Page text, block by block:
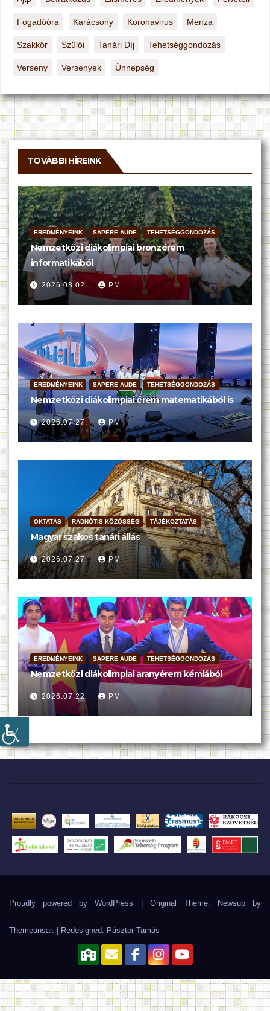
Fogadóóra Karácsony Koronavirus Menza
Szakkör Szülői Tanári Díj Tehetséggondozás
Verseny Versenyek Ünnepség
TOVÁBBI HÍREINK
EREDMÉNYEINK SAPERE AUDE TEHETSÉGGONDOZÁS
Nemzetközi diákolimpiai bronzérem
informatikából
2026.08.02. PM
EREDMÉNYEINK SAPERE AUDE TEHETSÉGGONDOZÁS
Nemzetközi diákolimpiai érem matematikából is
2026.07.27. PM
OKTATÁS RADNÓTIS KÖZÖSSÉG TÁJÉKOZTATÁS
Magyar szakos tanári állás
2026.07.27. PM
EREDMÉNYEINK SAPERE AUDE TEHETSÉGGONDOZÁS
Nemzetközi diákolimpiai aranyérem kémiából
2026.07.22. PM
Proudly powered by WordPress Original Theme: Newsup by
Themeansar. | Redesigned: Pásztor Tamás